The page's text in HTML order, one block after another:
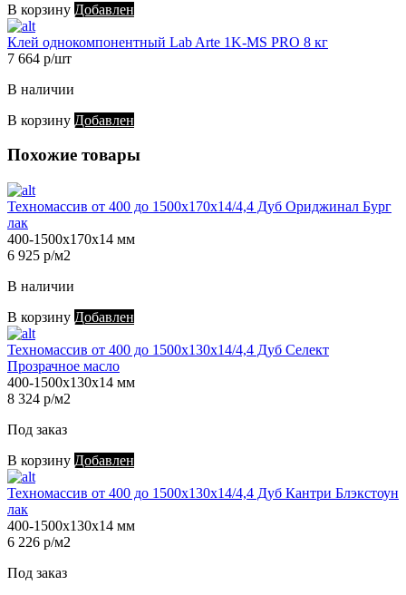
В корзину Добавлен
Клей однокомпонентный Lab Arte 1K-MS PRO 8 кг
7 664 р/шт
В наличии
В корзину Добавлен
Похожие товары
Техномассив от 400 до 1500х170х14/4,4 Дуб Ориджинал Бург
лак
400-1500х170х14 мм
6 925 р/м2
В наличии
В корзину Добавлен
Техномассив от 400 до 1500х130х14/4,4 Дуб Селект
Прозрачное масло
400-1500х130х14 мм
8 324 р/м2
Под заказ
В корзину Добавлен
Техномассив от 400 до 1500х130х14/4,4 Дуб Кантри Блэкстоун
лак
400-1500х130х14 мм
6 226 р/м2
Под заказ